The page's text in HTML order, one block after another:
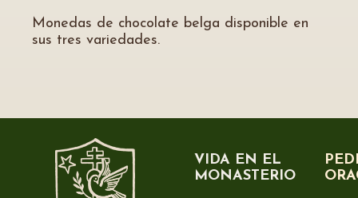
Monedas de chocolate belga disponible en
sus tres variedades.
VIDA EN EL
MONASTERIO